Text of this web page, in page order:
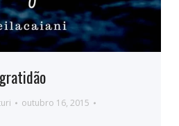
outubro 16, 2015